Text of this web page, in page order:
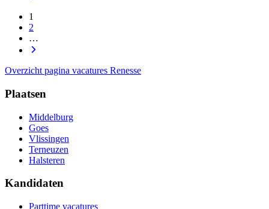
1
2
…
Overzicht pagina vacatures Renesse
Plaatsen
Middelburg
Goes
Vlissingen
Terneuzen
Halsteren
Kandidaten
Parttime vacatures